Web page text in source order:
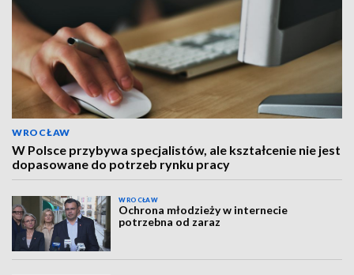
WROCŁAW
W Polsce przybywa specjalistów, ale kształcenie nie jest
dopasowane do potrzeb rynku pracy
WROCŁAW
Ochrona młodzieży w internecie
potrzebna od zaraz